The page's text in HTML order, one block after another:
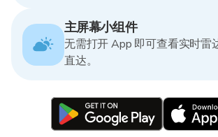
主屏幕小组件
无需打开 App 即可查看实时雷
直达。